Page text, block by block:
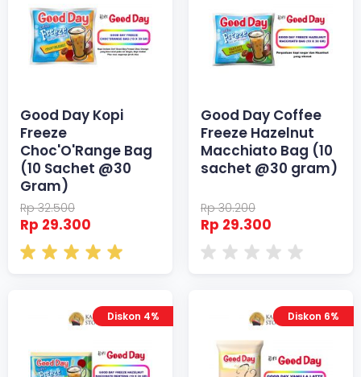
Good Day Kopi
Freeze
Choc'O'Range Bag
(10 Sachet @30
Gram)
Rp 32.500
Rp 29.300
Good Day Coffee
Freeze Hazelnut
Macchiato Bag (10
sachet @30 gram)
Rp 30.200
Rp 29.300
Diskon 4% Diskon 6%